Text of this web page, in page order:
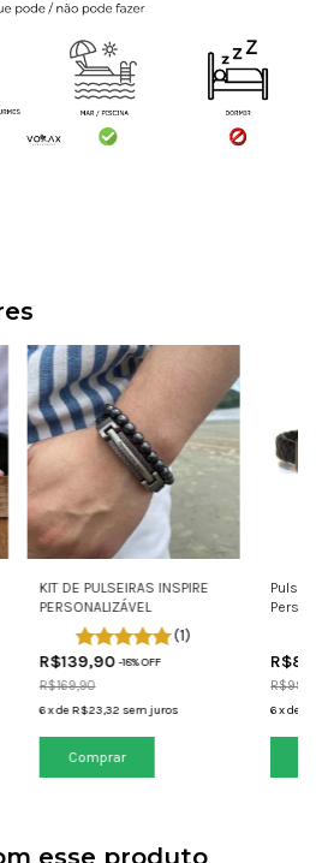
KIT DE PULSEIRAS INSPIRE
PERSONALIZÁVEL
(1)
R$139,90-18% OFF
R$169,90
6xdeR$23,32 sem juros
Comprar
6xde
esse produto